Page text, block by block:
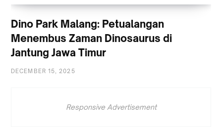
Dino Park Malang: Petualangan
Menembus Zaman Dinosaurus di
Jantung Jawa Timur
DECEMBER 15, 2025
Responsive Advertisement